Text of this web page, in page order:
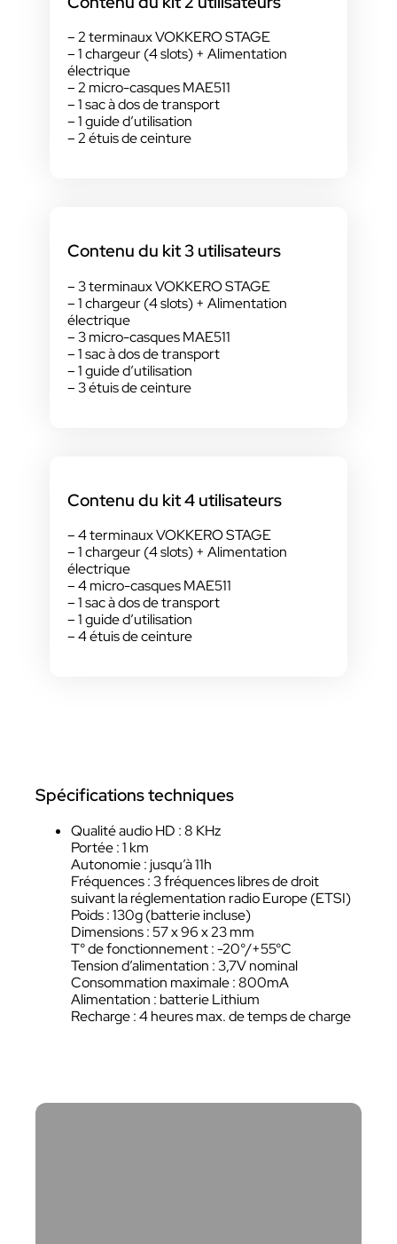
– 2 terminaux VOKKERO STAGE
– 1 chargeur (4 slots) + Alimentation
électrique
– 2 micro-casques MAE511
– 1 sac à dos de transport
– 1 guide d’utilisation
– 2 étuis de ceinture
Contenu du kit 3 utilisateurs
– 3 terminaux VOKKERO STAGE
– 1 chargeur (4 slots) + Alimentation
électrique
– 3 micro-casques MAE511
– 1 sac à dos de transport
– 1 guide d’utilisation
– 3 étuis de ceinture
Contenu du kit 4 utilisateurs
– 4 terminaux VOKKERO STAGE
– 1 chargeur (4 slots) + Alimentation
électrique
– 4 micro-casques MAE511
– 1 sac à dos de transport
– 1 guide d’utilisation
– 4 étuis de ceinture
Spécifications techniques
Qualité audio HD : 8 KHz
Portée : 1 km
Autonomie : jusqu’à 11h
Fréquences : 3 fréquences libres de droit
suivant la réglementation radio Europe (ETSI)
Poids : 130g (batterie incluse)
Dimensions : 57 x 96 x 23 mm
T° de fonctionnement : -20°/+55°C
Tension d’alimentation : 3,7V nominal
Consommation maximale : 800mA
Alimentation : batterie Lithium
Recharge : 4 heures max. de temps de charge